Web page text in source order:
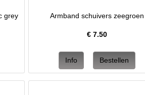
grey Armband schuivers zeegroen
€7.50